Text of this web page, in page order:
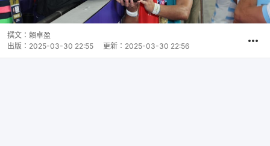
撰文： 賴卓盈
出版： 2025-03-30 22:55 更新： 2025-03-30 22:56